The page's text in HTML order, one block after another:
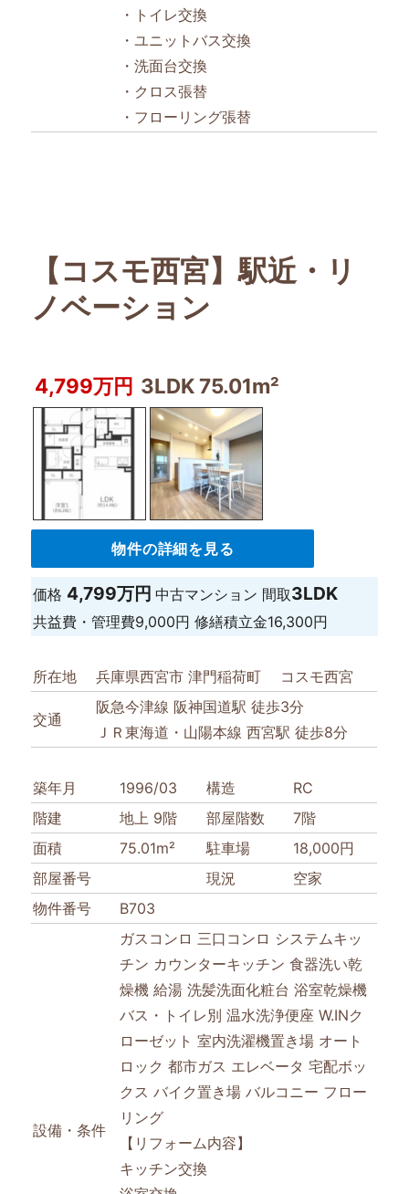
・トイレ交換
・ユニットバス交換
・洗面台交換
・クロス張替
・フローリング張替
【コスモ西宮】駅近・リ
ノベーション
4,799万円 3LDK 75.01m²
物件の詳細を見る
価格 4,799万円中古マンション 間取3LDK
共益費・管理費9,000円 修繕積立金16,300円
所在地 兵庫県西宮市 津門稲荷町 コスモ西宮
交通
阪急今津線 阪神国道駅 徒歩3分
ＪＲ東海道・山陽本線 西宮駅 徒歩8分
築年月 1996/03 構造
RC
階建
地上 9階 部屋階数
7階
面積
75.01m² 駐車場
18,000円
部屋番号
現況
空家
物件番号
B703
設備・条件
ガスコンロ 三口コンロ システムキッ
チン カウンターキッチン 食器洗い乾
燥機 給湯 洗髪洗面化粧台 浴室乾燥機
バス・トイレ別 温水洗浄便座 W.INク
ローゼット 室内洗濯機置き場 オート
ロック 都市ガス エレベータ 宅配ボッ
クス バイク置き場 バルコニー フロー
リング
【リフォーム内容】
キッチン交換